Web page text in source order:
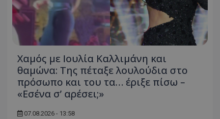
Χαμός με Ιουλία Καλλιμάνη και
θαμώνα: Της πέταξε λουλούδια στο
πρόσωπο και του τα… έριξε πίσω –
«Εσένα σ’ αρέσει;»
07.08.2026 - 13:58